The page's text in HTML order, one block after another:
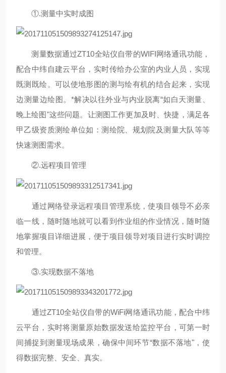
①.测量中实时成图
测量数据通过ZT10全站仪自带的WIFI网络通讯功能，
配合中纬自建云平台，实时传给办公室的内业人员，实现
既测既绘。可以使地形图的测与绘有机的结合起来，实现
边测量边绘图。*解决以往外业与内业脱离“如白天测量、
晚上绘图"这些问题。让测图工作更加及时、快捷，满足各
甲乙级资质测绘单位如：测绘院、规划院及测量大队等等
快速测图需求。
②.远程项目管理
通过网络登录远程项目管理系统，使项目领导不必亲
临一线，随时随地就可以看到作业组的作业情况，随时随
地掌握项目详细进展，便于项目领导对项目进行实时调控
和管理。
③.实现数据不落地
通过ZT10全站仪自带的WiFi网络通讯功能，配合中纬
云平台，实时将测量原始数据发送给监控平台，可第一时
间捕捉到测量现场成果，确保中间环节“数据不落地"，使
得数据完整、安全、真实。